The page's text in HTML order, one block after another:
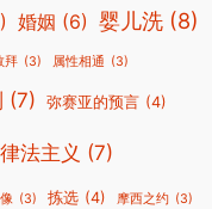
婚姻 (6) 婴儿洗 (8)
拜 (3) 属性相通 (3)
(7) 弥赛亚的预言 (4)
律法主义 (7)
(3) 拣选 (4) 摩西之约 (3)